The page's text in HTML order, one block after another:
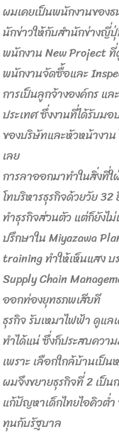
ผมเคยเป็นพนักงานของ
นักข่าวให้กับสำนักข่างญี่ปุ่
พนักงาน New Project
พนักงานจัดซื้อและ
การเป็นลูกจ้างองค์กร แ
ประเทศ ซึ่งงานที่ได้รับม
ของบริษัทและหัวหน้างา
เลย
การลาออกมาทำในสิ่งที่
โทบริหารธุรกิจด้วยวัย
ทำธุรกิจส่วนตัว แต่ก็ยังไ
ปรึกษาใน Miyazawa
training ทำให้เห็นแสง บ
Supply Chain
ออกท่องยุทธภพเสียที
ธุรกิจ รับเหมาไฟฟ้า ดูแล
ทำได้แน่ ซึ่งก็ประสบควา
เพราะ เลือกใกล้บ้านเป็น
ผมจึงขยายธุรกิจที่ 2 เป็
แก้ปัญหาเด็กไทยไอคิวต่
ทุนกับรัฐบาล